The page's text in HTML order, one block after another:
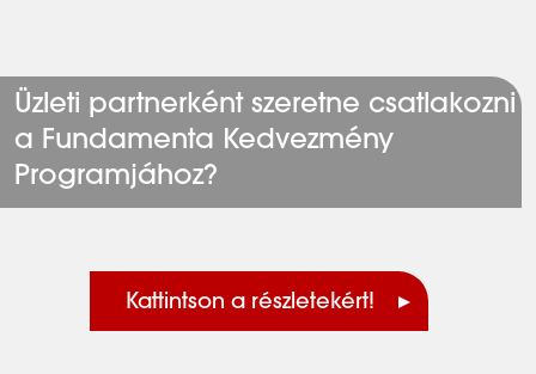
Üzleti partnerként szeretne csatlakozni
a Fundamenta Kedvezmény
Programjához?
Kattintson a részletekért!